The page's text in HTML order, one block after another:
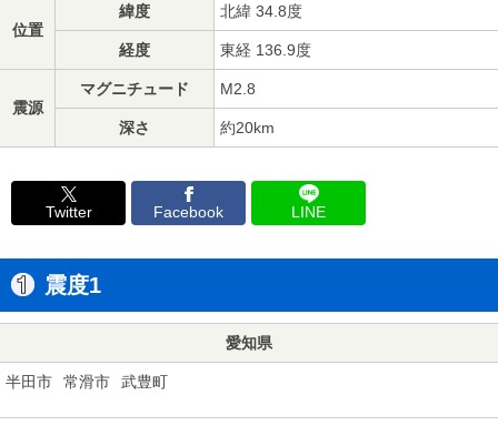
位置
緯度 北緯 34.8度
経度 東経 136.9度
震源
マグニチュード M2.8
深さ 約20km
Twitter Facebook LINE
震度1
愛知県
半田市 常滑市 武豊町